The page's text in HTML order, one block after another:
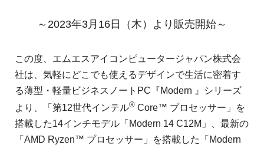
～2023年3月16日（木）より販売開始～
この度、エムエスアイコンピュータージャパン株式会
社は、気軽にどこでも使えるデザインで生活に密着す
る薄型・軽量ビジネスノートPC『Modern 』シリーズ
より、「第12世代インテル® Core™ プロセッサー」を
搭載した14インチモデル「Modern 14 C12M」、最新の
「AMD Ryzen™ プロセッサー」を搭載した「Modern